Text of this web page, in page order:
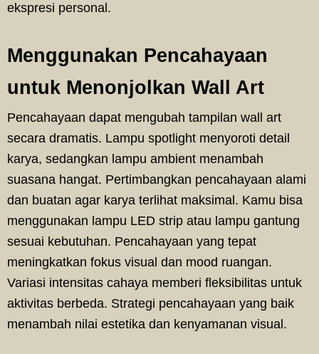
ekspresi personal.
Menggunakan Pencahayaan
untuk Menonjolkan Wall Art
Pencahayaan dapat mengubah tampilan wall art
secara dramatis. Lampu spotlight menyoroti detail
karya, sedangkan lampu ambient menambah
suasana hangat. Pertimbangkan pencahayaan alami
dan buatan agar karya terlihat maksimal. Kamu bisa
menggunakan lampu LED strip atau lampu gantung
sesuai kebutuhan. Pencahayaan yang tepat
meningkatkan fokus visual dan mood ruangan.
Variasi intensitas cahaya memberi fleksibilitas untuk
aktivitas berbeda. Strategi pencahayaan yang baik
menambah nilai estetika dan kenyamanan visual.